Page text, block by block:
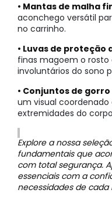
• Mantas de malha
aconchego versátil
no carrinho.
• Luvas de proteção
finas magoem o
involuntários do sono
• Conjuntos de
um visual
extremidades do
Explore a nossa
fundamentais que
com total segurança.
essenciais com a
necessidades de